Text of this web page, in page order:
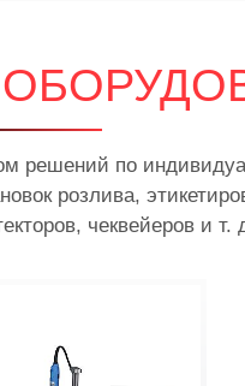
решений по
розлива,
чеквейеров и т.